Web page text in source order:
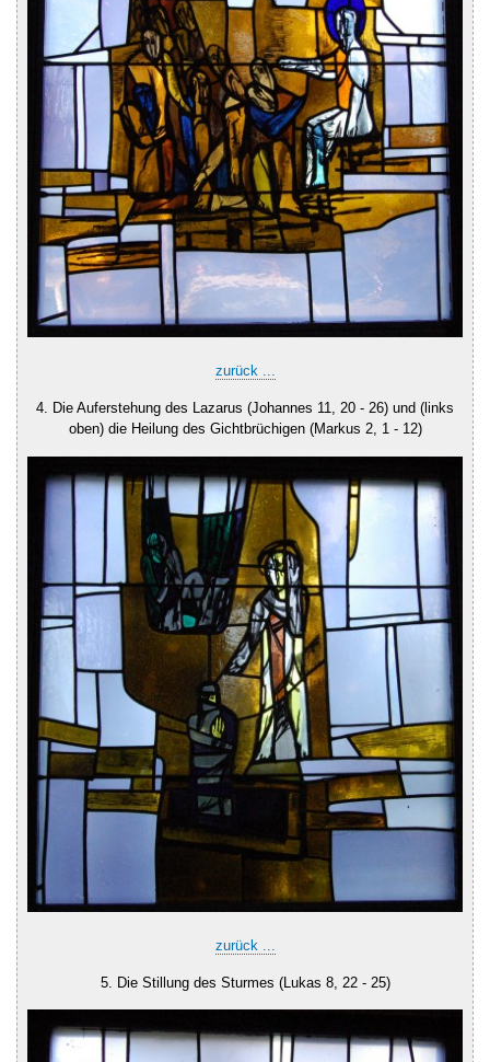
zurück ...
4. Die Auferstehung des Lazarus (Johannes 11, 20 - 26) und (links
oben) die Heilung des Gichtbrüchigen (Markus 2, 1 - 12)
zurück ...
5. Die Stillung des Sturmes (Lukas 8, 22 - 25)